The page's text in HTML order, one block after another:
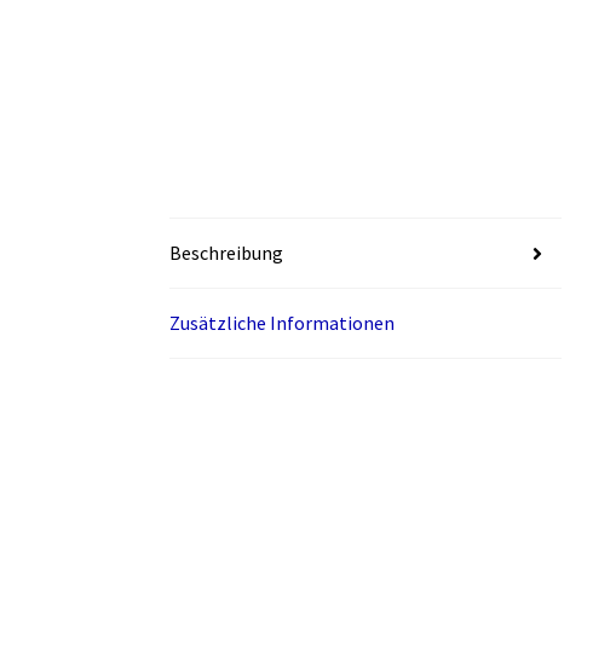
Beschreibung
Zusätzliche Informationen